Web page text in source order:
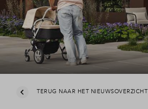
TERUG NAAR HET NIEUWSOVERZICHT